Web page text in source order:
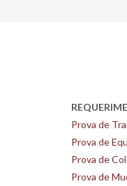
Prova de
Prova de
Prova de
Prova de